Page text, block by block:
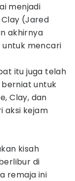
menjadi
(Jared
akhirnya
untuk mencari
itu juga telah
untuk
Clay, dan
aksi kejam
kisah
di
remaja ini